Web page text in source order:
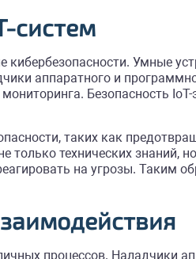
систем
Умные
аппаратного и
Безопасность
таких как
только технических знаний,
на угрозы. Таким
процессов. Наладчики